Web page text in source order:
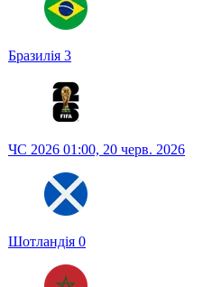
Бразилія 3
ЧС 2026 01:00, 20 черв. 2026
Шотландія 0